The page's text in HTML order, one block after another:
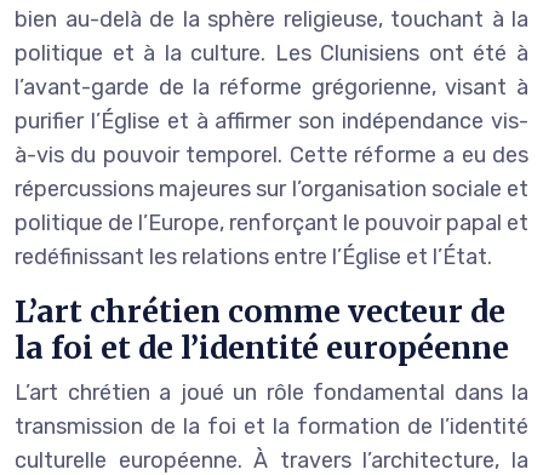
bien au-delà de la sphère religieuse, touchant à la
politique et à la culture. Les Clunisiens ont été à
l’avant-garde de la réforme grégorienne, visant à
purifier l’Église et à affirmer son indépendance vis-
à-vis du pouvoir temporel. Cette réforme a eu des
répercussions majeures sur l’organisation sociale et
politique de l’Europe, renforçant le pouvoir papal et
redéfinissant les relations entre l’Église et l’État.
L’art chrétien comme vecteur de
la foi et de l’identité européenne
L’art chrétien a joué un rôle fondamental dans la
transmission de la foi et la formation de l’identité
culturelle européenne. À travers l’architecture, la